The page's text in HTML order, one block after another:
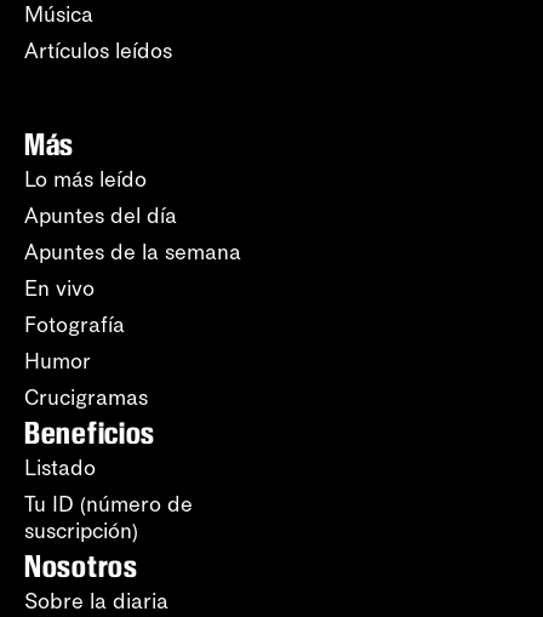
Música
Artículos leídos
Más
Lo más leído
Apuntes del día
Apuntes de la semana
En vivo
Fotografía
Humor
Crucigramas
Beneficios
Listado
Tu ID (número de
suscripción)
Nosotros
Sobre la diaria